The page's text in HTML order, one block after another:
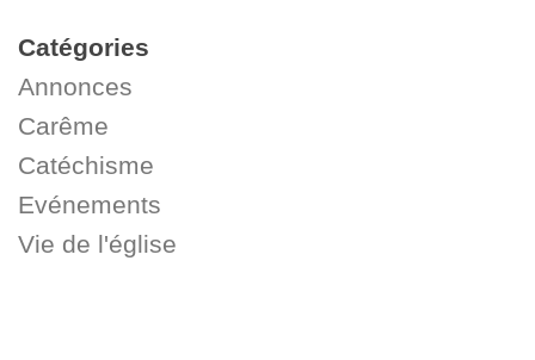
Catégories
Annonces
Carême
Catéchisme
Evénements
Vie de l'église